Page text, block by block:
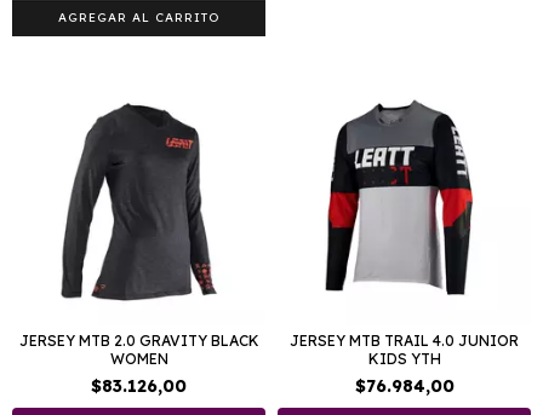
AGREGAR AL CARRITO
JERSEY MTB 2.0 GRAVITY BLACK
WOMEN
$83.126,00
JERSEY MTB TRAIL 4.0 JUNIOR
KIDS YTH
$76.984,00